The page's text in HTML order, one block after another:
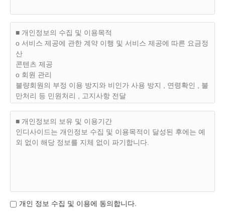
제3조 (가입과 탈퇴 및 자격상실)
(1) 이용자가 되고자 하는 분은 '인디사이드'가 정한 가입양식
에 의거 개인정보를 입력후 신청 할 수 있으며 '인디사이드'는
아래 호에 의거하여 이용자 등록을 거부 및 취소할 수 있습니
다.
가. 등록 내용에 허위, 기재누락, 오기가 있을 경우.
나. 회원으로 등록하는 것이 '인디사이드'에 현저히 지장이 있
다고 판단되는 경우.
드'에 탈퇴 요청을 할 수 있습니다. 탈퇴요청을 받은 '인디사이
드'는 즉시 해당이용자의 탈퇴 절차를 밟습니다.
(3) '인디사이드'에서 탈퇴한 자는 로그인이용자 자격을 상실하
나. 자진 탈퇴후 재가입시에는 이전의 가입정보를 그대로 적용
하여 가입한다 해도 이전의 서비스를 그대로 적용받을 수 없으
■ 개인정보의 수집 및 이용목적
ο 서비스 제공에 관한 계약 이행 및 서비스 제공에 따른 요금정
산
콘텐츠 제공
ο 회원 관리
불량회원의 부정 이용 방지와 비인가 사용 방지 , 연령확인 , 불
만처리 등 민원처리 , 고지사항 전달
접속 빈도 파악 또는 회원의 서비스 이용에 대한 통계
■ 개인정보의 보유 및 이용기간
인디사이드는 개인정보 수집 및 이용목적이 달성된 후에는 예
외 없이 해당 정보를 지체 없이 파기합니다.
개인 정보 수집 및 이용에 동의합니다.